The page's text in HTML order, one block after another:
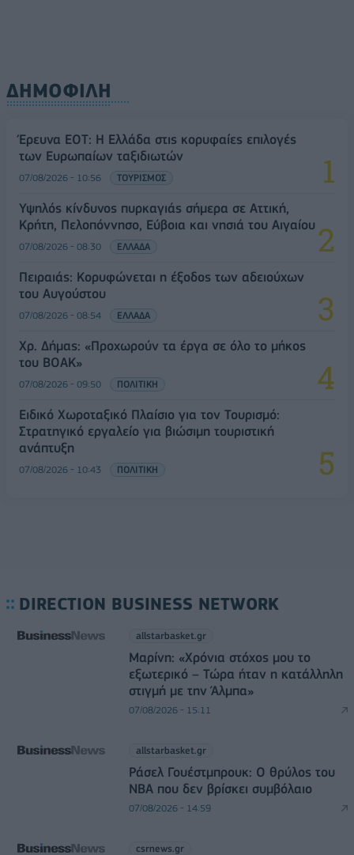
ΔΗΜΟΦΙΛΗ
Έρευνα ΕΟΤ: Η Ελλάδα στις κορυφαίες επιλογές
των Ευρωπαίων ταξιδιωτών
07/08/2026 - 10:56 ΤΟΥΡΙΣΜΟΣ
Υψηλός κίνδυνος πυρκαγιάς σήμερα σε Αττική,
Κρήτη, Πελοπόννησο, Εύβοια και νησιά του Αιγαίου
07/08/2026 - 08:30 ΕΛΛΑΔΑ
Πειραιάς: Κορυφώνεται η έξοδος των αδειούχων
του Αυγούστου
07/08/2026 - 08:54 ΕΛΛΑΔΑ
Χρ. Δήμας: «Προχωρούν τα έργα σε όλο το μήκος
του ΒΟΑΚ»
07/08/2026 - 09:50 ΠΟΛΙΤΙΚΗ
Ειδικό Χωροταξικό Πλαίσιο για τον Τουρισμό:
Στρατηγικό εργαλείο για βιώσιμη τουριστική
ανάπτυξη
07/08/2026 - 10:43 ΠΟΛΙΤΙΚΗ
DIRECTION BUSINESS NETWORK
allstarbasket.gr
Μαρίνη: «Χρόνια στόχος μου το
εξωτερικό – Τώρα ήταν η κατάλληλη
στιγμή με την Άλμπα»
07/08/2026 - 15:11
allstarbasket.gr
Ράσελ Γουέστμπρουκ: Ο θρύλος του
NBA που δεν βρίσκει συμβόλαιο
07/08/2026 - 14:59
csrnews.gr